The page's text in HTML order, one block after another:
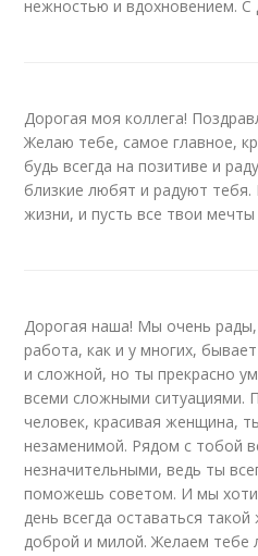
нежностью и вдохновением. С
Дорогая моя коллега!
Желаю тебе, самое главное,
будь всегда на позитиве и
близкие любят и радуют
жизни, и пусть все твои
Дорогая наша! Мы очень
работа, как и у многих,
и сложной, но ты прекрасно
всеми сложными ситуациями.
человек, красивая женщина,
незаменимой. Рядом с тобой
незначительными, ведь ты
поможешь советом. И мы
день всегда оставаться
доброй и милой. Желаем тебе